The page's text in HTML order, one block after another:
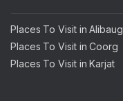
Places To Visit in Alibaug
Places To Visit in Coorg
Places To Visit in Karjat